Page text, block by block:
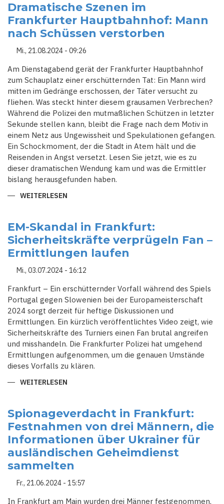
Dramatische Szenen im
Frankfurter Hauptbahnhof: Mann
nach Schüssen verstorben
Mi., 21.08.2024 - 09:26
Am Dienstagabend gerät der Frankfurter Hauptbahnhof
zum Schauplatz einer erschütternden Tat: Ein Mann wird
mitten im Gedränge erschossen, der Täter versucht zu
fliehen. Was steckt hinter diesem grausamen Verbrechen?
Während die Polizei den mutmaßlichen Schützen in letzter
Sekunde stellen kann, bleibt die Frage nach dem Motiv in
einem Netz aus Ungewissheit und Spekulationen gefangen.
Ein Schockmoment, der die Stadt in Atem hält und die
Reisenden in Angst versetzt. Lesen Sie jetzt, wie es zu
dieser dramatischen Wendung kam und was die Ermittler
bislang herausgefunden haben.
WEITERLESEN
FRANKFURTER
HAUPTBAHNHOF:
MANN
NACH
SCHÜSSEN
VERSTORBEN
EM-Skandal in Frankfurt:
Sicherheitskräfte verprügeln Fan –
Ermittlungen laufen
Mi., 03.07.2024 - 16:12
Frankfurt – Ein erschütternder Vorfall während des Spiels
Portugal gegen Slowenien bei der Europameisterschaft
2024 sorgt derzeit für heftige Diskussionen und
Ermittlungen. Ein kürzlich veröffentlichtes Video zeigt, wie
Sicherheitskräfte des Turniers einen Fan brutal angreifen
und misshandeln. Die Frankfurter Polizei hat umgehend
Ermittlungen aufgenommen, um die genauen Umstände
dieses Vorfalls zu klären.
WEITERLESEN
FRANKFURT:
SICHERHEITSKRÄFTE
VERPRÜGELN
FAN
–
ERMITTLUNGEN
LAUFEN
Spionageverdacht in Frankfurt:
Festnahmen von drei Männern, die
Informationen über Ukrainer für
ausländischen Geheimdienst
sammelten
Fr., 21.06.2024 - 15:57
In Frankfurt am Main wurden drei Männer festgenommen,